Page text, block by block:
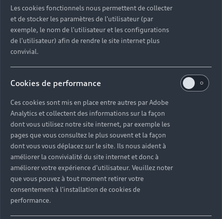
Découvrez toutes les catégories d’Audi d’occasion
Découvrez les déclinaisons sportives S et RS
Trouvez votre Partenaire Audi près de chez vous
Trouvez votre Audi d’occasion par modèle et par
ville
Les cookies fonctionnels nous permettent de collecter
et de stocker les paramètres de l'utilisateur (par
exemple, le nom de l'utilisateur et les configurations
de l'utilisateur) afin de rendre le site internet plus
convivial.
Cookies de performance
Ces cookies sont mis en place entre autres par Adobe
Analytics et collectent des informations sur la façon
dont vous utilisez notre site internet, par exemple les
pages que vous consultez le plus souvent et la façon
dont vous vous déplacez sur le site. Ils nous aident à
améliorer la convivialité du site internet et donc à
améliorer votre expérience d'utilisateur. Veuillez noter
que vous pouvez à tout moment retirer votre
consentement à l'installation de cookies de
performance.